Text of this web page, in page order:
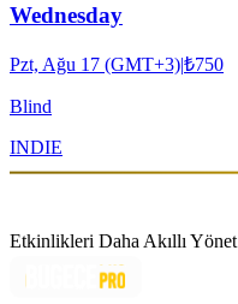
Wednesday
Pzt, Ağu 17 (GMT+3)|₺750
Blind
INDIE
Etkinlikleri Daha Akıllı Yönet